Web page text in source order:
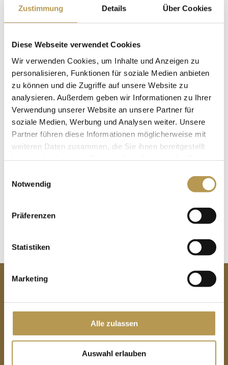
Zustimmung Details Über Cookies
Diese Webseite verwendet Cookies
Wir verwenden Cookies, um Inhalte und Anzeigen zu
personalisieren, Funktionen für soziale Medien anbieten
zu können und die Zugriffe auf unsere Website zu
analysieren. Außerdem geben wir Informationen zu Ihrer
Verwendung unserer Website an unsere Partner für
soziale Medien, Werbung und Analysen weiter. Unsere
Partner führen diese Informationen möglicherweise mit
weiteren Daten zusammen, die Sie ihnen bereitgestellt
Notwendig
Präferenzen
Statistiken
Marketing
Alle zulassen
Auswahl erlauben
1 x entschlackender Sole-Ganzkörperwickel auf dem
Wasserschwebebett (25 min.)
Teilnahme am Entspannungs- & Aktivprogramm
Entspannen in der hoteleigenen Thermen- &
Saunalandschaft
Übernachtungen:3 Nächte
JETZT BUCHEN
KONTAKT
Hotel im Park